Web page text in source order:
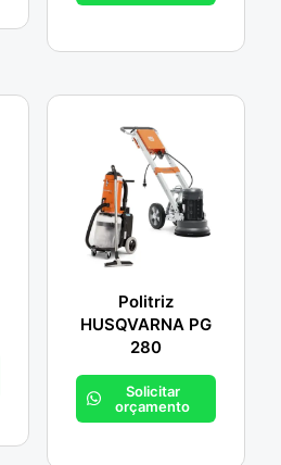
Politriz
HUSQVARNA PG
280
Solicitar
orçamento